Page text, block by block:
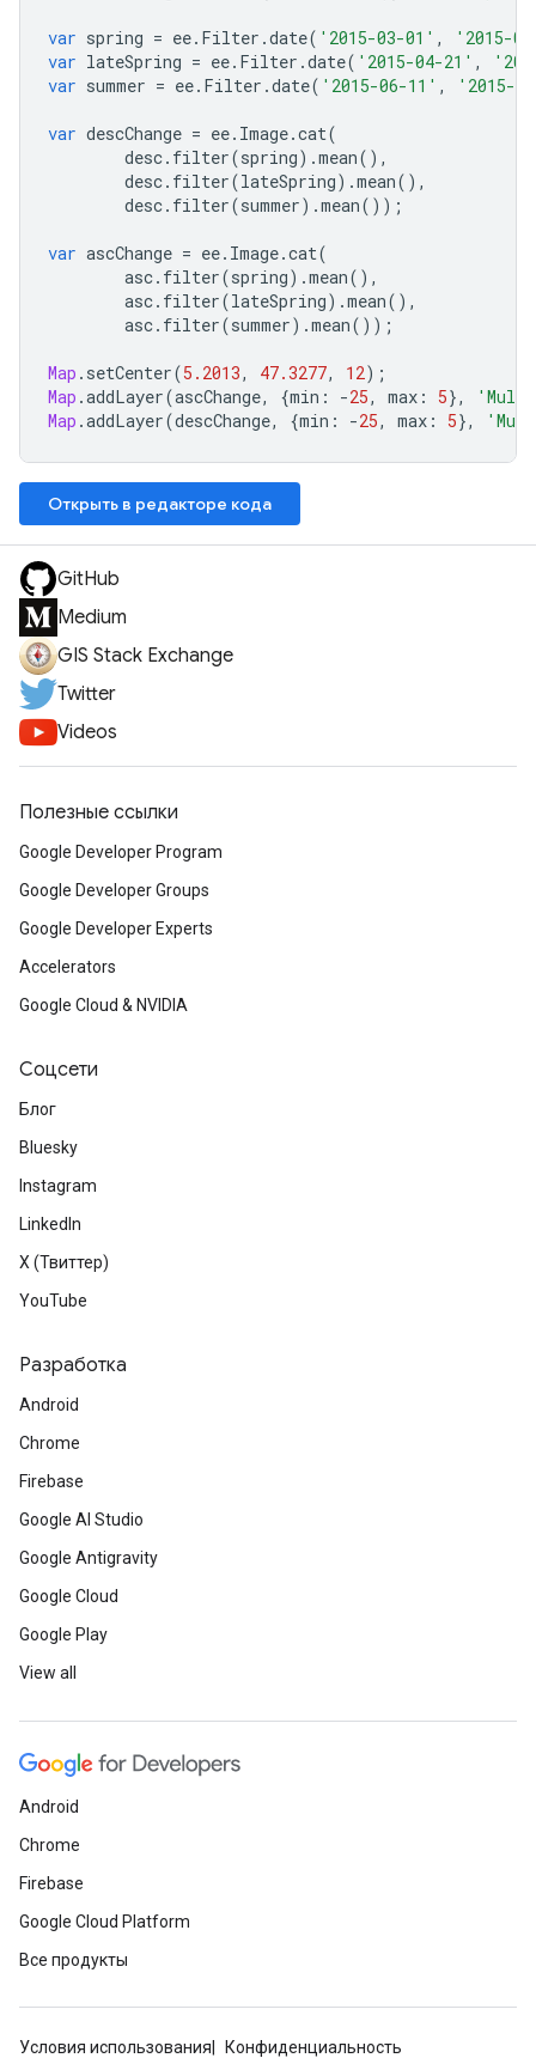
var spring = ee. Filter .date( '2015-03-01' ,
'2015-
var lateSpring = ee. Filter .date( '2015-04-21' ,
var summer = ee. Filter .date( '2015-06-11' , '2015-
var descChange = ee. Image.cat(
desc. filter(spring).mean(),
desc. filter(lateSpring).mean(),
desc. filter(summer).mean());
var ascChange = ee. Image.cat(
asc. filter(spring).mean(),
asc. filter(lateSpring).mean(),
asc. filter(summer).mean());
Map . setCenter(5.2013, 47.3277, 12);
Map .addLayer(ascChange, {min : -25, max : 5},
Map .addLayer(descChange, {min : -25, max : 5},
Открыть в редакторе кода
GitHub
Medium
GIS Stack Exchange
Twitter
Videos
Полезные ссылки
Google Developer Program
Google Developer Groups
Google Developer Experts
Accelerators
Google Cloud & NVIDIA
Соцсети
Блог
Bluesky
Instagram
LinkedIn
X (Твиттер)
YouTube
Разработка
Android
Chrome
Firebase
Google AI Studio
Google Antigravity
Google Cloud
Google Play
View all
Android
Chrome
Firebase
Google Cloud Platform
Все продукты
Условия использования Конфиденциальность